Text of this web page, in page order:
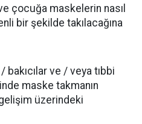
çocuğa maskelerin nasıl
bir şekilde takılacağına
ve / veya tıbbi
maske takmanın
üzerindeki